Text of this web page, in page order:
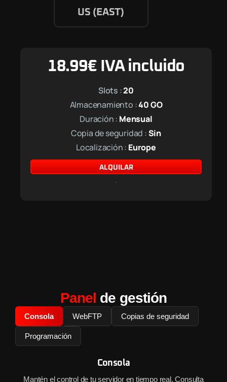
US (EAST)
18.99€ IVA incluido
Slots :20
Almacenamiento :40GO
Duración : Mensual
Copia de seguridad :Sin
Localización : Europe
ALQUILAR
Panel de gestión
Consola WebFTP Copias de seguridad
Programación
Consola
Mantén el control de tu servidor en tiempo real. Consulta